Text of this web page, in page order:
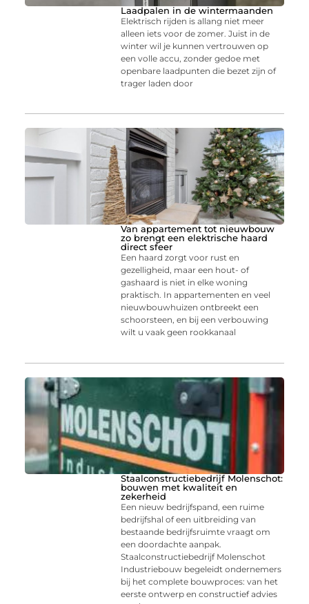
Laadpalen in de wintermaanden
Elektrisch rijden is allang niet meer
alleen iets voor de zomer. Juist in de
winter wil je kunnen vertrouwen op
een volle accu, zonder gedoe met
openbare laadpunten die bezet zijn of
trager laden door
Van appartement tot nieuwbouw
zo brengt een elektrische haard
direct sfeer
Een haard zorgt voor rust en
gezelligheid, maar een hout- of
gashaard is niet in elke woning
praktisch. In appartementen en veel
nieuwbouwhuizen ontbreekt een
schoorsteen, en bij een verbouwing
wilt u vaak geen rookkanaal
Staalconstructiebedrijf Molenschot:
bouwen met kwaliteit en
zekerheid
Een nieuw bedrijfspand, een ruime
bedrijfshal of een uitbreiding van
bestaande bedrijfsruimte vraagt om
een doordachte aanpak.
Staalconstructiebedrijf Molenschot
Industriebouw begeleidt ondernemers
bij het complete bouwproces: van het
eerste ontwerp en constructief advies